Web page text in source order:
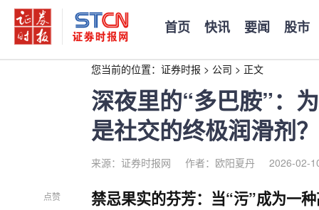
首页 快讯 要闻 股市
您当前的位置： 证券时报 > 公司 > 正文
深夜里的“多巴胺”：
是社交的终极润滑剂？
来源：证券时报网 作者：欧阳夏丹 2026-02-
点赞 禁忌果实的芬芳：当“污”成为一